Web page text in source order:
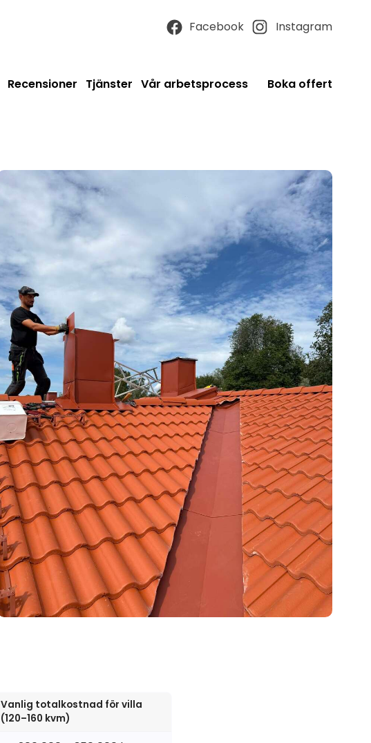
Facebook Instagram
Recensioner Tjänster Vår arbetsprocess Boka offert
Vanlig totalkostnad för villa
(120–160 kvm)